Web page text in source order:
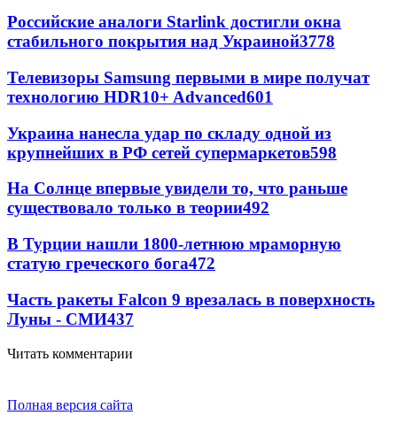
Российские аналоги Starlink достигли окна
стабильного покрытия над Украиной3778
Телевизоры Samsung первыми в мире получат
технологию HDR10+ Advanced601
Украина нанесла удар по складу одной из
крупнейших в РФ сетей супермаркетов598
На Солнце впервые увидели то, что раньше
существовало только в теории492
В Турции нашли 1800-летнюю мраморную
статую греческого бога472
Часть ракеты Falcon 9 врезалась в поверхность
Луны - СМИ437
Читать комментарии
Полная версия сайта